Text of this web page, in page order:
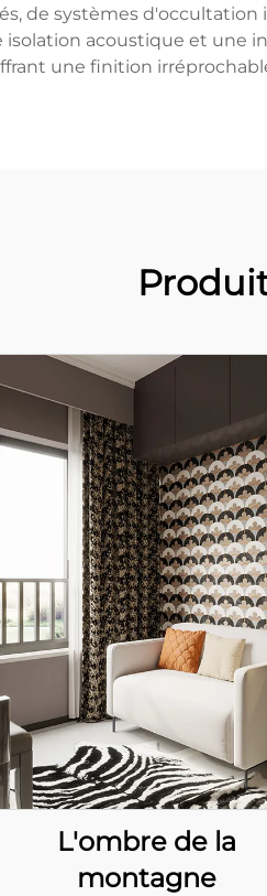
de systèmes
acoustique et une
une finition
L'ombre de la
montagne